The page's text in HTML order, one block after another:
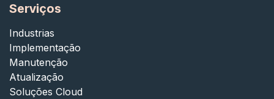
Serviços
Industrias
Implementação
Manutenção
Atualização
Soluções Cloud